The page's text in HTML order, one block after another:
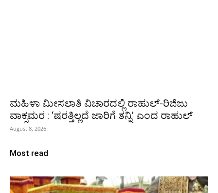
ಮಹಿಳಾ ಮೀಸಲಾತಿ ವಿಚಾರದಲ್ಲಿ ರಾಹುಲ್‌-ರಿಜಿಜು
ವಾಕ್ಸಮರ : ‘ಷರತ್ತಿಲ್ಲದೆ ಜಾರಿಗೆ ತನ್ನಿ’ ಎಂದ ರಾಹುಲ್‌
August 8, 2026
Most read